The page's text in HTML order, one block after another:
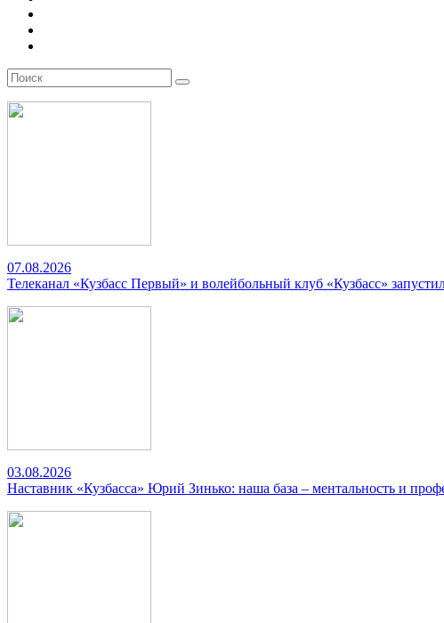
07.08.2026
Телеканал «Кузбасс Первый» и волейбольный клуб «Кузбасс»
03.08.2026
Наставник «Кузбасса» Юрий Зинько: наша база – ментальность и